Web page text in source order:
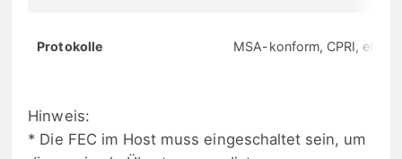
Protokolle MSA-konform, CPRI, eCPRI
Hinweis:
* Die FEC im Host muss eingeschaltet sein, um